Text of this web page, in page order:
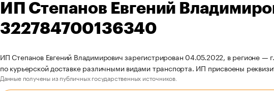
ИП Степанов Евгений
322784700136340
ИП Степанов Евгений Владимирович зарегистрирован 04.05.2022, в регионе —
по курьерской доставке различными видами транспорта. ИП присвоены
Данные получены из публичных государственных источников.